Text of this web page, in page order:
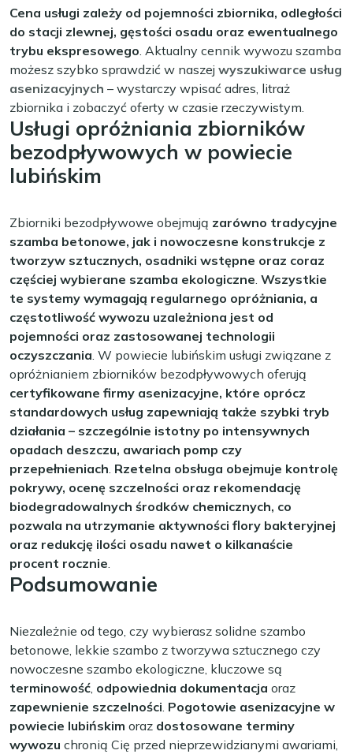
Cena usługi zależy od pojemności zbiornika, odległości
do stacji zlewnej, gęstości osadu oraz ewentualnego
trybu ekspresowego. Aktualny cennik wywozu szamba
możesz szybko sprawdzić w naszej wyszukiwarce usług
asenizacyjnych – wystarczy wpisać adres, litraż
zbiornika i zobaczyć oferty w czasie rzeczywistym.
Usługi opróżniania zbiorników
bezodpływowych w powiecie
lubińskim
Zbiorniki bezodpływowe obejmują zarówno tradycyjne
szamba betonowe, jak i nowoczesne konstrukcje z
tworzyw sztucznych, osadniki wstępne oraz coraz
częściej wybierane szamba ekologiczne. Wszystkie
te systemy wymagają regularnego opróżniania, a
częstotliwość wywozu uzależniona jest od
pojemności oraz zastosowanej technologii
oczyszczania. W powiecie lubińskim usługi związane z
opróżnianiem zbiorników bezodpływowych oferują
certyfikowane firmy asenizacyjne, które oprócz
standardowych usług zapewniają także szybki tryb
działania – szczególnie istotny po intensywnych
opadach deszczu, awariach pomp czy
przepełnieniach. Rzetelna obsługa obejmuje kontrolę
pokrywy, ocenę szczelności oraz rekomendację
biodegradowalnych środków chemicznych, co
pozwala na utrzymanie aktywności flory bakteryjnej
oraz redukcję ilości osadu nawet o kilkanaście
procent rocznie.
Podsumowanie
Niezależnie od tego, czy wybierasz solidne szambo
betonowe, lekkie szambo z tworzywa sztucznego czy
nowoczesne szambo ekologiczne, kluczowe są
terminowość, odpowiednia dokumentacja oraz
zapewnienie szczelności. Pogotowie asenizacyjne w
powiecie lubińskim oraz dostosowane terminy
wywozu chronią Cię przed nieprzewidzianymi awariami,